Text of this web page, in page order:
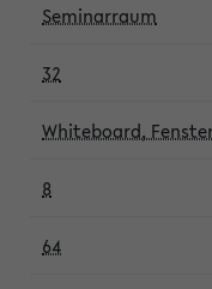
Seminarraum
32
Whiteboard,
8
64